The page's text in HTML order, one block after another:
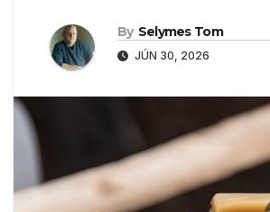
By Selymes Tom
JÚN 30, 2026